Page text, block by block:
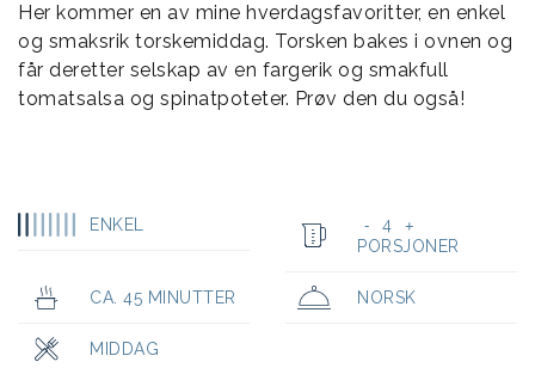
Her kommer en av mine hverdagsfavoritter, en enkel
og smaksrik torskemiddag. Torsken bakes i ovnen og
får deretter selskap av en fargerik og smakfull
tomatsalsa og spinatpoteter. Prøv den du også!
ENKEL - 4 +
PORSJONER
CA. 45 MINUTTER NORSK
MIDDAG